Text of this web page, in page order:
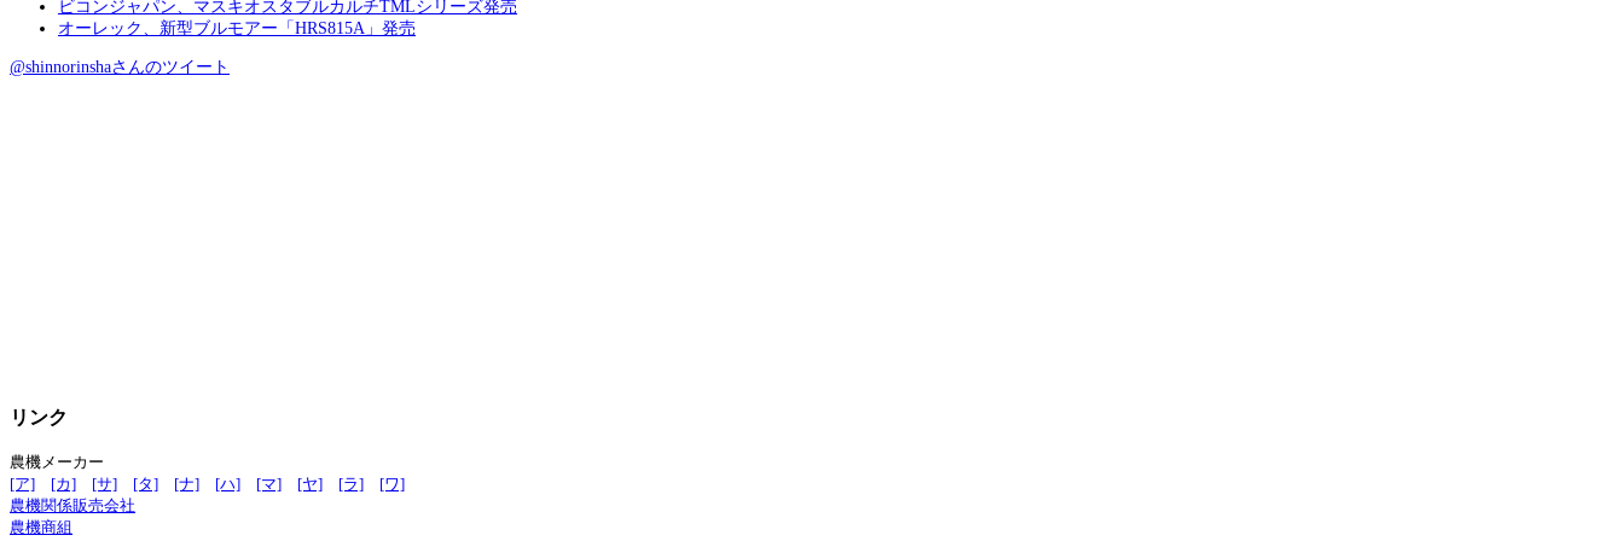
ビコンジャパン、マスキオスタブルカルチTMLシリーズ発売
オーレック、新型ブルモアー「HRS815A」発売
@shinnorinshaさんのツイート
リンク
農機メーカー
[ア]
[カ] [サ] [タ] [ナ] [ハ] [マ] [ヤ] [ラ]
[ワ]
農機関係販売会社
農機商組